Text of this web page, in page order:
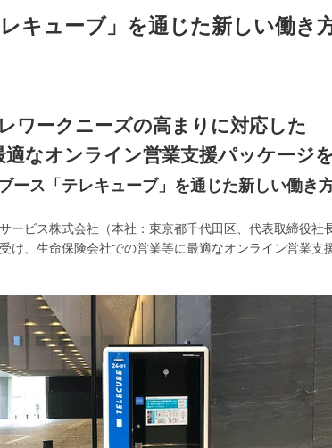
キューブ」を通じた新しい働き
ワークニーズの高まりに対応した
適なオンライン営業支援パッケージ
ース「テレキューブ」を通じた新しい働き
ービス株式会社（本社：東京都千代田区、代表取締役
け、生命保険会社での営業等に最適なオンライン営業支